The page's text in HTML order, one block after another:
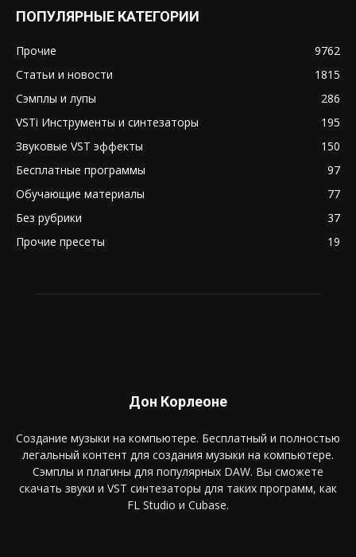
ПОПУЛЯРНЫЕ КАТЕГОРИИ
Прочие
9762
Статьи и новости
1815
Сэмплы и лупы
286
VSTi Инструменты и синтезаторы
195
Звуковые VST эффекты
150
Бесплатные программы
97
Обучающие материалы
77
Без рубрики
37
Прочие пресеты
19
Дон Корлеоне
Создание музыки на компьютере. Бесплатный и полностью
легальный контент для создания музыки на компьютере.
Сэмплы и плагины для популярных DAW. Вы сможете
скачать звуки и VST синтезаторы для таких программ, как
FL Studio и Cubase.